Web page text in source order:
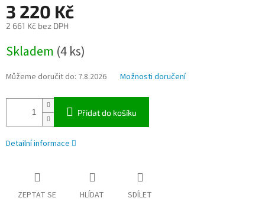
3 220 Kč
2 661 Kč bez DPH
cena:
Skladem (4 ks)
Můžeme doručit do: 7.8.2026 Možnosti doručení
Přidat do košíku
Detailní informace
ZEPTAT SE HLÍDAT SDÍLET